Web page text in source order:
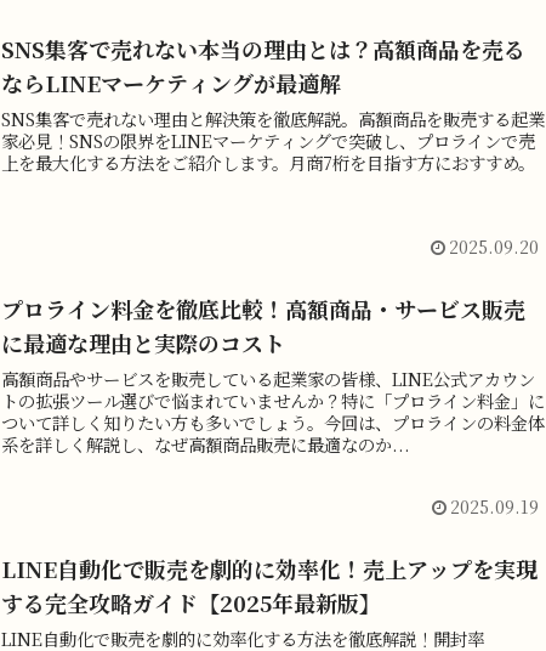
SNS集客で売れない本当の理由とは？高額商品を売る
ならLINEマーケティングが最適解
SNS集客で売れない理由と解決策を徹底解説。高額商品を販売する起業
家必見！SNSの限界をLINEマーケティングで突破し、プロラインで売
上を最大化する方法をご紹介します。月商7桁を目指す方におすすめ。
2025.09.20
プロライン料金を徹底比較！高額商品・サービス販売
に最適な理由と実際のコスト
高額商品やサービスを販売している起業家の皆様、LINE公式アカウン
トの拡張ツール選びで悩まれていませんか？特に「プロライン料金」に
ついて詳しく知りたい方も多いでしょう。今回は、プロラインの料金体
系を詳しく解説し、なぜ高額商品販売に最適なのか...
2025.09.19
LINE自動化で販売を劇的に効率化！売上アップを実現
する完全攻略ガイド【2025年最新版】
LINE自動化で販売を劇的に効率化する方法を徹底解説！開封率